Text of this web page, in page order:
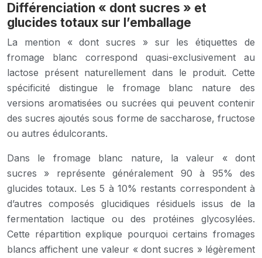
Différenciation « dont sucres » et
glucides totaux sur l’emballage
La mention « dont sucres » sur les étiquettes de
fromage blanc correspond quasi-exclusivement au
lactose présent naturellement dans le produit. Cette
spécificité distingue le fromage blanc nature des
versions aromatisées ou sucrées qui peuvent contenir
des sucres ajoutés sous forme de saccharose, fructose
ou autres édulcorants.
Dans le fromage blanc nature, la valeur « dont
sucres » représente généralement 90 à 95% des
glucides totaux. Les 5 à 10% restants correspondent à
d’autres composés glucidiques résiduels issus de la
fermentation lactique ou des protéines glycosylées.
Cette répartition explique pourquoi certains fromages
blancs affichent une valeur « dont sucres » légèrement